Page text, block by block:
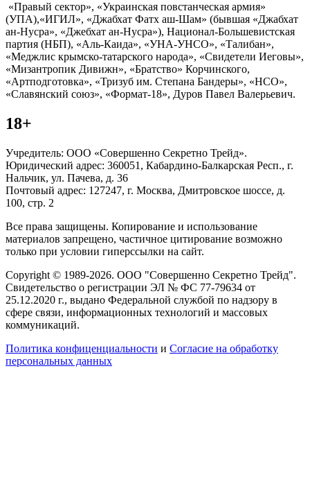
«Правый сектор», «Украинская повстанческая армия»
(УПА),«ИГИЛ», «Джабхат Фатх аш-Шам» (бывшая «Джабхат
ан-Нусра», «Джебхат ан-Нусра»), Национал-Большевистская
партия (НБП), «Аль-Каида», «УНА-УНСО», «Талибан»,
«Меджлис крымско-татарского народа», «Свидетели Иеговы»,
«Мизантропик Дивижн», «Братство» Корчинского,
«Артподготовка», «Тризуб им. Степана Бандеры», «НСО»,
«Славянский союз», «Формат-18», Дуров Павел Валерьевич.
18+
Учредитель: ООО «Совершенно Секретно Трейд».
Юридический адрес: 360051, Кабардино-Балкарская Респ., г.
Нальчик, ул. Пачева, д. 36
Почтовый адрес: 127247, г. Москва, Дмитровское шоссе, д.
100, стр. 2
Все права защищены. Копирование и использование
материалов запрещено, частичное цитирование возможно
только при условии гиперссылки на сайт.
Copyright © 1989-2026. ООО "Совершенно Секретно Трейд".
Свидетельство о регистрации ЭЛ № ФС 77-79634 от
25.12.2020 г., выдано Федеральной службой по надзору в
сфере связи, информационных технологий и массовых
коммуникаций.
Политика конфиценциальности и Согласие на обработку
персональных данных